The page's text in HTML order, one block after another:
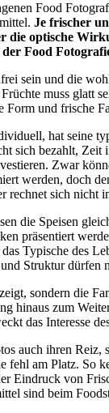
Food
Je frischer
die optische
Food
sein und die
muss glatt
Form und frische
hat seine
sich bezahlt, Zeit
Zwar
werden, doch
rechnet sich nicht
die Speisen
präsentiert
Typische des
Struktur dürfen
sondern die
hinaus zum
das Interesse
auch ihren Reiz,
fehl am Platz. So
Eindruck von
sind beim